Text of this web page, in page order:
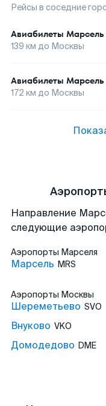
Рейсы в соседние
Авиабилеты Марсель
139 км до Москвы
Авиабилеты Марсель
172 км до Москвы
Направление
следующие
Аэропорты Марселя
Марсель MRS
Аэропорты Москвы
Шереметьево SVO
Внуково VKO
Домодедово DME